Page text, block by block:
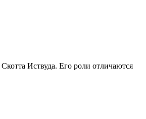
Скотта Иствуда. Его роли отличаются